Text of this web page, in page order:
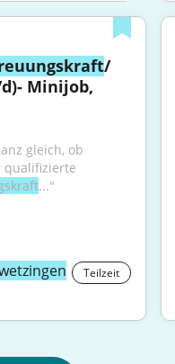
/
Minijob,
gleich, ob
qualifizierte
..."
Teilzeit